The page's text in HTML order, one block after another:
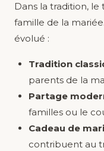
Dans la tradition,
famille de la
évolué :
Tradition
parents de la
Partage
familles ou le
Cadeau de
contribuent au